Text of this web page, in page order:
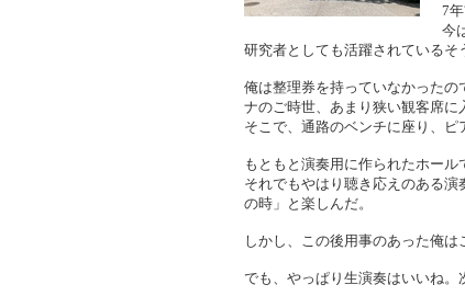
7
今
研究者としても活躍されているそ
俺は整理券を持っていなかった
ナのご時世、あまり狭い観客席に
そこで、通路のベンチに座り、ピ
もともと演奏用に作られたホール
それでもやはり聴き応えのある
の時」と楽しんだ。
しかし、この後用事のあった俺は
でも、やっぱり生演奏はいいね。